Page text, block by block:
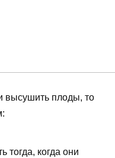
высушить плоды, то
тогда, когда они